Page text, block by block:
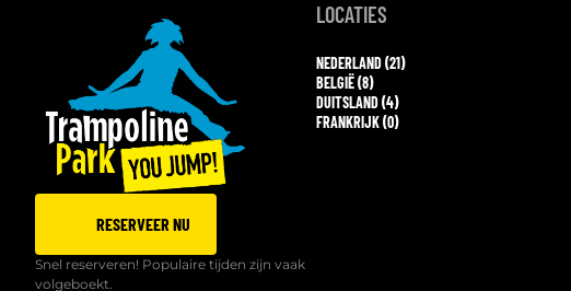
RESERVEER NU
Snel reserveren! Populaire tijden zijn vaak
volgeboekt.
LOCATIES
NEDERLAND (21)
BELGIË (8)
DUITSLAND (4)
FRANKRIJK (0)